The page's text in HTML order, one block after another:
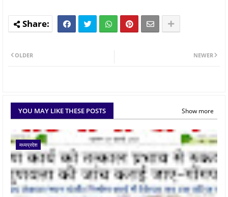
NEWER
OLDER
YOU MAY LIKE THESE POSTS Show more
मध्यप्रदेश